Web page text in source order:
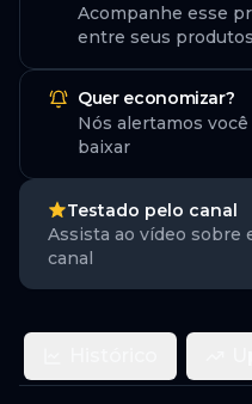
Acompanhe esse
entre seus
Quer economizar?
Nós alertamos
baixar
Testado pelo canal
Assista ao vídeo sobre
canal